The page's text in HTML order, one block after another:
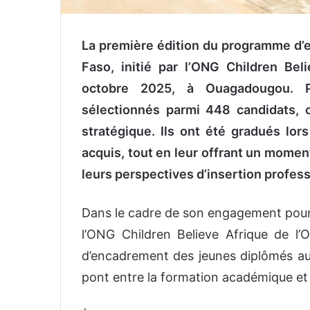
La première édition du programme
Faso, initié par l’ONG Children
octobre 2025, à
sélectionnés parmi 448 candidats,
stratégique. Ils ont été gradués
acquis, tout en leur offrant un
leurs perspectives d’insertion
Dans le cadre de son engagement
l’ONG Children Believe Afrique de
d’encadrement des jeunes diplômés
pont entre la formation académique